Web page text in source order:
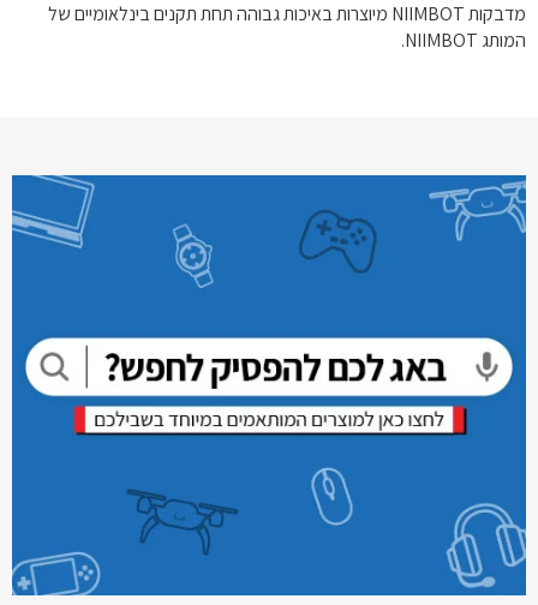
מדבקות NIIMBOT מיוצרות באיכות גבוהה תחת תקנים בינלאומיים של
המותג NIIMBOT.